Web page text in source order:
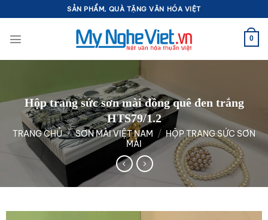
qua
nội
SẢN PHẨM, QUÀ TẶNG VĂN HÓA VIỆT
0
Hộp trang sức sơn mài đồng quê đen trắng
HTS79/1.2
TRANG CHỦ / SƠN MÀI VIỆT NAM / HỘP TRANG SỨC SƠN
MÀI